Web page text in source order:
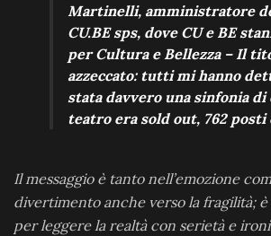
Martinelli, amministratore
CU.BE sps, dove CU e BE
per Cultura e Bellezza – Il
azzeccato: tutti mi hanno
stata davvero una sinfonia di
teatro era sold out, 762 posti
Il messaggio è tanto nell’emozione
divertimento anche verso la fragilità;
per leggere la realtà con serietà e